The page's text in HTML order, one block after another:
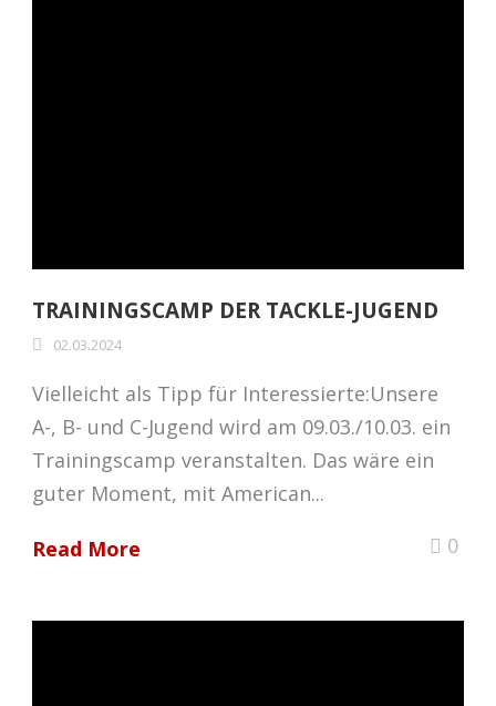
TRAININGSCAMP DER TACKLE-JUGEND
02.03.2024
Vielleicht als Tipp für Interessierte:Unsere
A-, B- und C-Jugend wird am 09.03./10.03. ein
Trainingscamp veranstalten. Das wäre ein
guter Moment, mit American...
Read More 0